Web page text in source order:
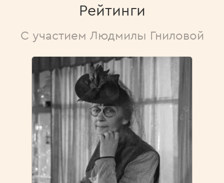
Рейтинги
С участием Людмилы Гниловой